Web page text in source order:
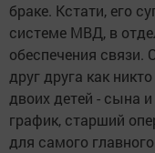
браке. Кстати, его
системе МВД, в
обеспечения
друг друга как
двоих детей - сына
график, старший
для самого